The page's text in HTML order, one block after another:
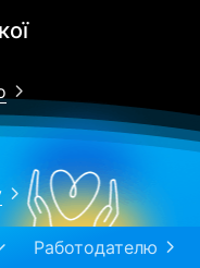
Работодателю